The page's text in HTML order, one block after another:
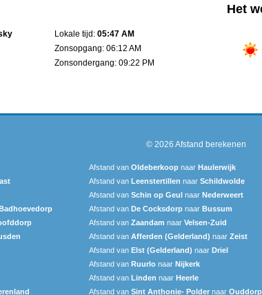
Lokale tijd: 05:47 AM
Zonsopgang: 06:12 AM
Zonsondergang: 09:22 PM
Het
© 2026 Afstand berekenen
Afstand van Oldeberkoop naar Haulerwijk
Afstand van Leenstertillen‎ naar Schildwolde
Afstand van Schin op Geul naar Nederweert
Afstand van De Cocksdorp naar Bussum
Afstand van Zaandam naar Velsen-Zuid
Afstand van Afferden (Gelderland) naar Zeist
Afstand van Elst (Gelderland) naar Driel
Afstand van Ruurlo naar Nijkerk
Afstand van Linden naar Heerle
Afstand van Sint Anthonie- Polder naar Ouddorp